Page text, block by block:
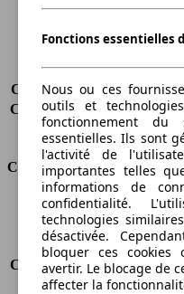
Charge maximale
Charge sur toit
Capacité de remorquage
Capacité de remorquage
Volume du coffre
Consommation
Émissions de CO2*
Consommation (ville)
Consommation (route)
Consommation (combinée)*
Classe d'émissions
Fonctions essentielles
Nous ou ces
outils et
fonctionnement
essentielles. Ils sont
l'activité de
importantes telles
informations de
confidentialité.
technologies
désactivée.
bloquer ces
avertir. Le blocage de
affecter la